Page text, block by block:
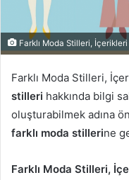
Farklı Moda Stilleri,
Farklı Moda Stilleri,
stilleri hakkında bilgi
oluşturabilmek adına
farklı moda stillerine
Farklı Moda Stilleri,